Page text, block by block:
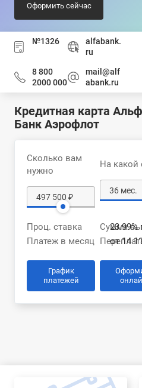
Оформить сейчас
№1326
alfabank.
ru
8 800
2000 000
mail@alf
abank.ru
Кредитная карта
Банк Аэрофлот
Сколько вам
нужно
На какой
Проц. ставка
23.99%
Платеж в месяц
от 14
Сумма
График
платежей